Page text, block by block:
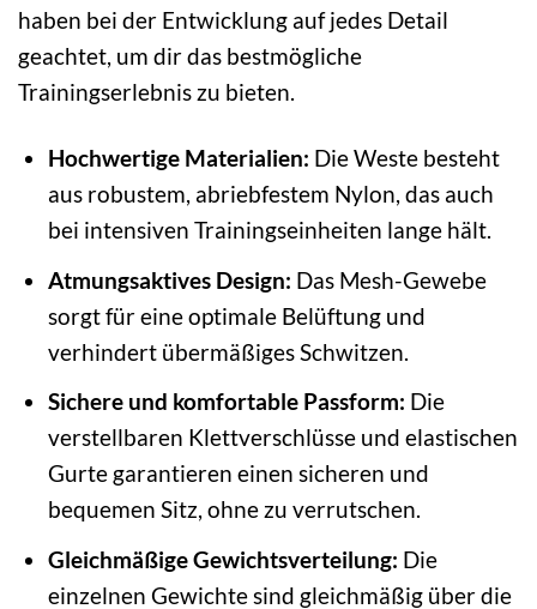
haben bei der Entwicklung auf jedes Detail
geachtet, um dir das bestmögliche
Trainingserlebnis zu bieten.
Hochwertige Materialien: Die Weste besteht
aus robustem, abriebfestem Nylon, das auch
bei intensiven Trainingseinheiten lange hält.
Atmungsaktives Design: Das Mesh-Gewebe
sorgt für eine optimale Belüftung und
verhindert übermäßiges Schwitzen.
Sichere und komfortable Passform: Die
verstellbaren Klettverschlüsse und elastischen
Gurte garantieren einen sicheren und
bequemen Sitz, ohne zu verrutschen.
Gleichmäßige Gewichtsverteilung: Die
einzelnen Gewichte sind gleichmäßig über die